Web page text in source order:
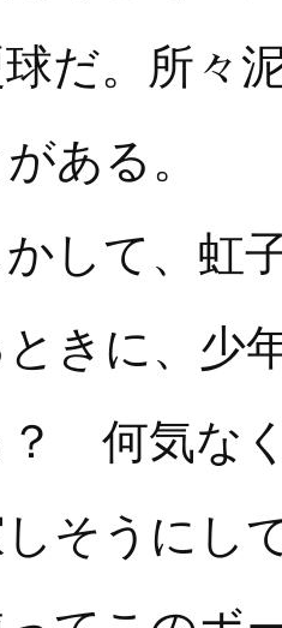
だ。所々
ある。
して、虹
きに、少
？ 何気な
そうにし